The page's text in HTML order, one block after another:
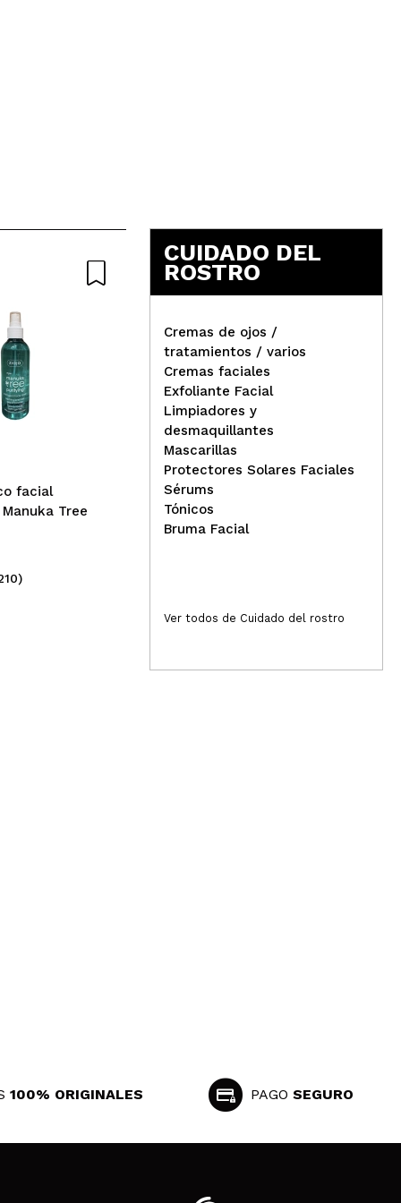
facial
Tree
Byphasse - Tónico Sensi-
fresh de Aloe Vera - Pieles
sensibles
CUIDADO DEL
ROSTRO
Cremas de ojos /
tratamientos / varios
Cremas faciales
Exfoliante Facial
Limpiadores y
desmaquillantes
Mascarillas
Protectores Solares Faciales
Sérums
Tónicos
Bruma Facial
Ver todos de Cuidado del rostro
100% ORIGINALES PAGO SEGURO